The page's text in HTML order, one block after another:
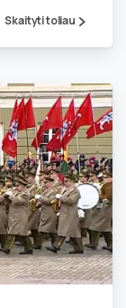
Skaityti toliau
1